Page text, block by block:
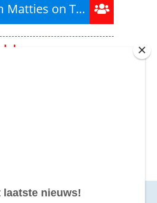
Naar team Matties on Tour